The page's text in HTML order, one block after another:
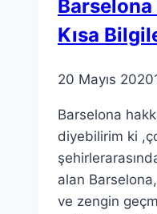
Barselona
Kısa
20 Mayıs 2020
Barselona
diyebilirim ki
alan
ve zengin